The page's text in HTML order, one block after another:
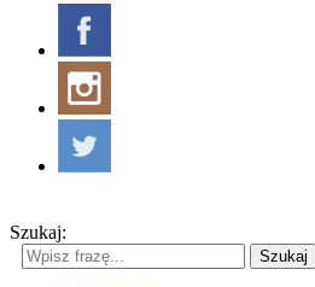
Szukaj:
Szukaj